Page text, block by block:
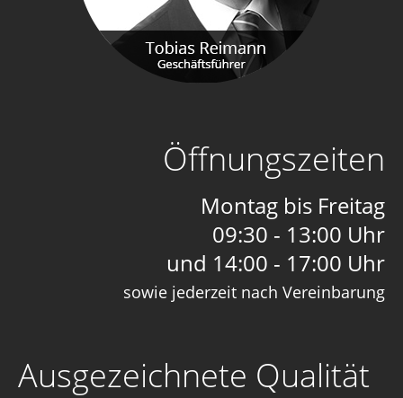
Öffnungszeiten
Montag bis Freitag
09:30 - 13:00 Uhr
und 14:00 - 17:00 Uhr
sowie jederzeit nach Vereinbarung
Ausgezeichnete Qualität